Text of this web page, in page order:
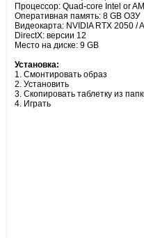
Процессор: Quad-core Intel or
Оперативная память: 8 GB ОЗУ
Видеокарта: NVIDIA RTX 2050
DirectX: версии 12
Место на диске: 9 GB
Установка:
1. Смонтировать образ
2. Установить
3. Скопировать таблетку из
4. Играть